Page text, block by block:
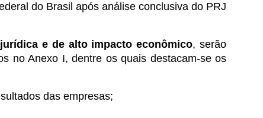
do Brasil após análise conclusiva do PRJ
e de alto impacto econômico, serão
no Anexo I, dentre os quais destacam-se os
das empresas;